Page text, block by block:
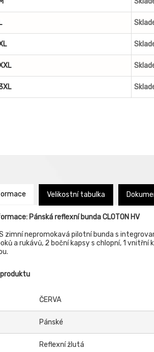
L
Velikostní tabulka
Pánská reflexní bunda CLOTON HV
zimní nepromokavá pilotní bunda s
a rukávů, 2 boční kapsy s chlopní, 1
ČERVA
Pánské
Reflexní žlutá